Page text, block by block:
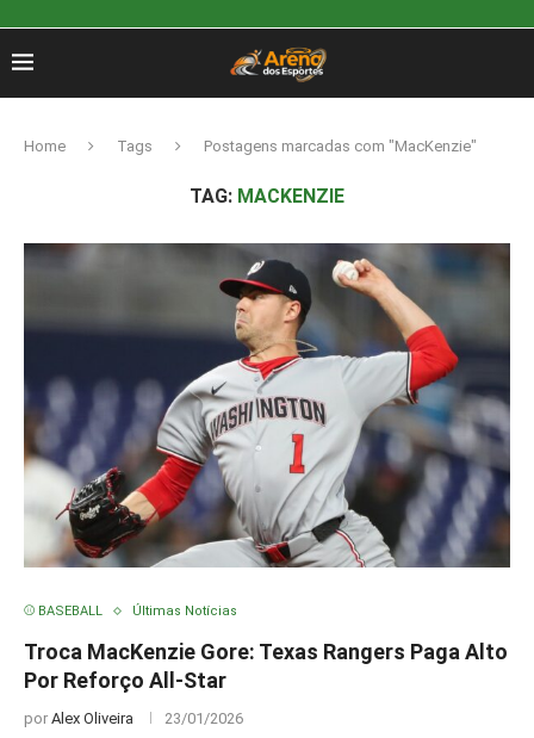
Home Tags Postagens marcadas com "MacKenzie"
TAG: MACKENZIE
⚾ BASEBALL Últimas Notícias
Troca MacKenzie Gore: Texas Rangers Paga Alto
Por Reforço All-Star
por Alex Oliveira 23/01/2026